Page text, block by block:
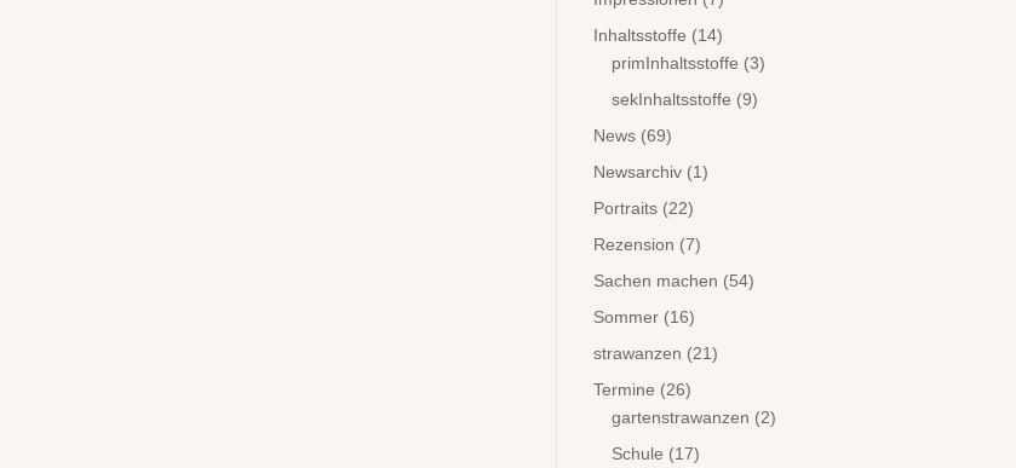
Inhaltsstoffe (14)
primInhaltsstoffe (3)
sekInhaltsstoffe (9)
News(69)
Newsarchiv(1)
Portraits(22)
Rezension (7)
Sachen machen (54)
Sommer(16)
strawanzen (21)
Termine (26)
gartenstrawanzen (2)
Schule (17)